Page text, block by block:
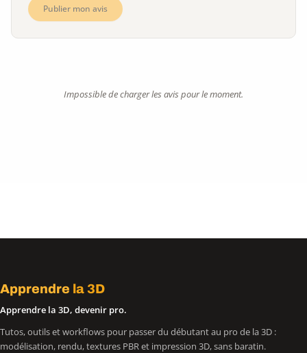
Publier mon avis
Impossible de charger les avis pour le moment.
Apprendre la 3D
Apprendre la 3D, devenir pro.
Tutos, outils et workflows pour passer du débutant au pro de la 3D :
modélisation, rendu, textures PBR et impression 3D, sans baratin.